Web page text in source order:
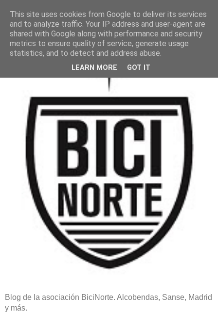
Blog de la asociación BiciNorte. Alcobendas, Sanse, Madrid
y más.
This site uses cookies from Google to deliver its services
and to analyze traffic. Your IP address and user-agent are
shared with Google along with performance and security
metrics to ensure quality of service, generate usage
statistics, and to detect and address abuse.
LEARN MORE GOT IT